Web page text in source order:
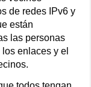
de redes IPv6 y
están
las personas
enlaces y el